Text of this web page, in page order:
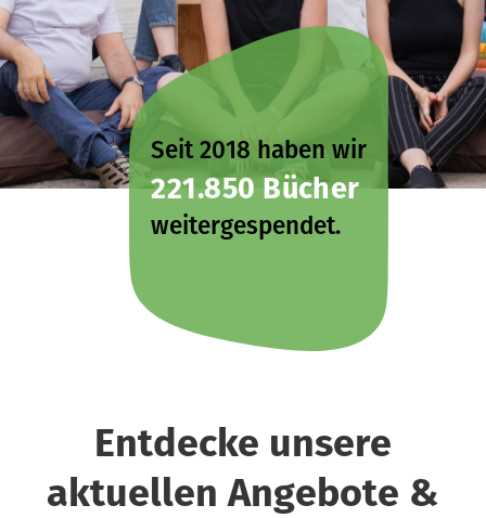
Seit 2018 haben wir
221.850 Bücher
weitergespendet.
Entdecke unsere
aktuellen Angebote &